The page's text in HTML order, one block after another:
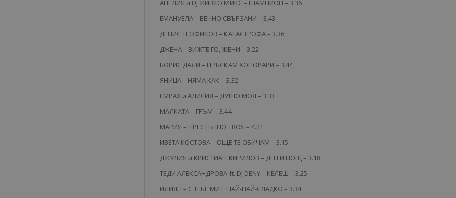
АНЕЛИЯ и DJ ЖИВКО МИКС – ШАМПИОН – 3.36
ЕМАНУЕЛА – ВЕЧНО СВЪРЗАНИ – 3.43
ДЕНИС ТЕОФИКОВ – КАТАСТРОФА – 3.36
ДЖЕНА – ВИЖТЕ ГО, ЖЕНИ – 3.22
БОРИС ДАЛИ – ПРЪСКАМ ХОНОРАРИ – 3.44
ЯНИЦА – НЯМА КАК – 3.32
ЕМРАХ и АЛИСИЯ – ДУШО МОЯ – 3.33
МАЛКАТА – ГРЪМ – 3.44
МАРИЯ – ПРЕСТЪПНО ТВОЯ – 4.21
ИВЕТА КОСТОВА – ОЩЕ ТЕ ОБИЧАМ – 3.15
ДЖУЛИЯ и КРИСТИАН КИРИЛОВ – ДЕН И НОЩ – 3.18
ТЕДИ АЛЕКСАНДРОВА ft. DJ DENY – КЕЛЕШ – 3.25
ИЛИЯН – С ТЕБЕ МИ Е НАЙ-НАЙ-СЛАДКО – 3.34